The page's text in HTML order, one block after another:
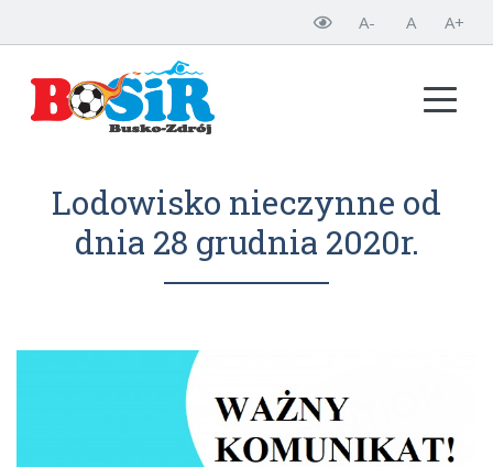
A- A A+
Lodowisko nieczynne od
dnia 28 grudnia 2020r.